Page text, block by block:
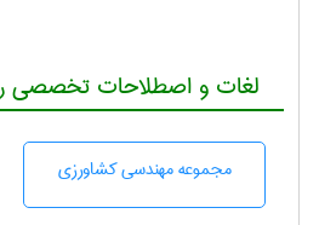
لغات و اصطلاحات تخصصی
مجموعه مهندسی كشاورزی